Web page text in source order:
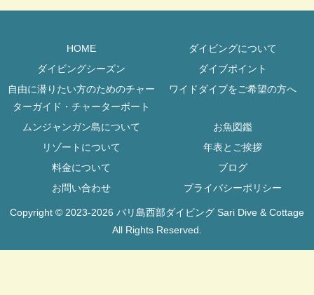
HOME
ダイビングについて
ダイビングシーズン
ダイブポイント
自由に潜りたい方のためのチャー
ターガイド・チャーターボート
ワイドダイブをご希望の方へ
ムンジャンガン島について
お魚図鑑
リゾートについて
年表とご挨拶
料金について
ブログ
お問い合わせ
プライバシーポリシー
Copyright © 2023-2026 バリ島西部ダイビング Sari Dive & Cottage
All Rights Reserved.